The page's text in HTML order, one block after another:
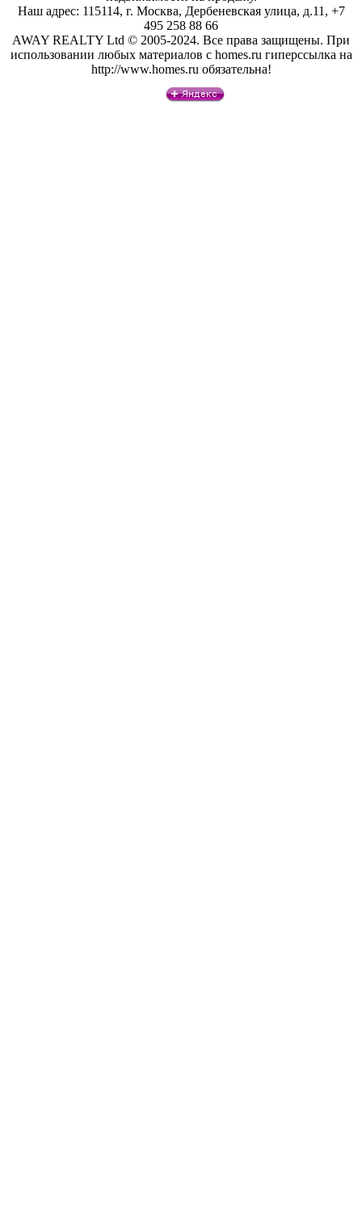
Наш адрес: 115114, г. Москва, Дербеневская улица, д.11, +7
495 258 88 66
AWAY REALTY Ltd © 2005-2024. Все права защищены. При
использовании любых материалов с homes.ru гиперссылка на
http://www.homes.ru обязательна!